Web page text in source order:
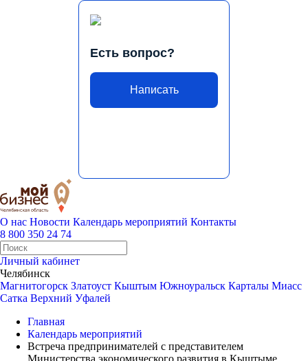
Есть вопрос?
Написать
О нас Новости Календарь мероприятий Контакты
8 800 350 24 74
Личный кабинет
Челябинск
Магнитогорск Златоуст Кыштым Южноуральск Карталы Миасс
Сатка Верхний Уфалей
Главная
Календарь мероприятий
Встреча предпринимателей с представителем
Министерства экономического развития в Кыштыме